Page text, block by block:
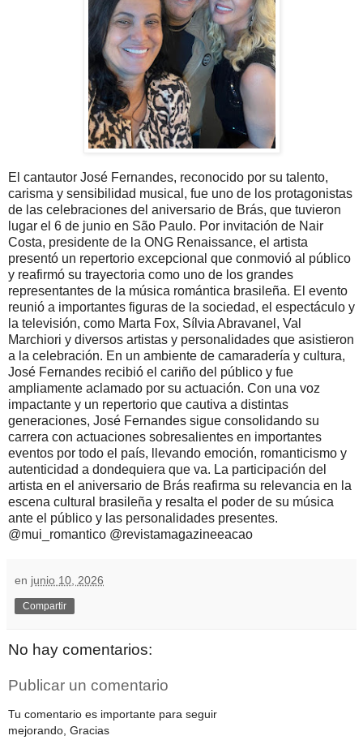
El cantautor José Fernandes, reconocido por su talento,
carisma y sensibilidad musical, fue uno de los protagonistas
de las celebraciones del aniversario de Brás, que tuvieron
lugar el 6 de junio en São Paulo. Por invitación de Nair
Costa, presidente de la ONG Renaissance, el artista
presentó un repertorio excepcional que conmovió al público
y reafirmó su trayectoria como uno de los grandes
representantes de la música romántica brasileña. El evento
reunió a importantes figuras de la sociedad, el espectáculo y
la televisión, como Marta Fox, Sílvia Abravanel, Val
Marchiori y diversos artistas y personalidades que asistieron
a la celebración. En un ambiente de camaradería y cultura,
José Fernandes recibió el cariño del público y fue
ampliamente aclamado por su actuación. Con una voz
impactante y un repertorio que cautiva a distintas
generaciones, José Fernandes sigue consolidando su
carrera con actuaciones sobresalientes en importantes
eventos por todo el país, llevando emoción, romanticismo y
autenticidad a dondequiera que va. La participación del
artista en el aniversario de Brás reafirma su relevancia en la
escena cultural brasileña y resalta el poder de su música
ante el público y las personalidades presentes.
@mui_romantico @revistamagazineeacao
en junio 10, 2026
Compartir
No hay comentarios:
Publicar un comentario
Tu comentario es importante para seguir
mejorando, Gracias